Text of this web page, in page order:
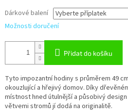
Dárkové balení
Možnosti doručení
Přidat do košíku
Tyto impozantní hodiny s průměrem 49
okouzlující a hřejivý domov. Díky
místnost hned útulnější a působivý
větvemi stromů jí dodá na originalitě.